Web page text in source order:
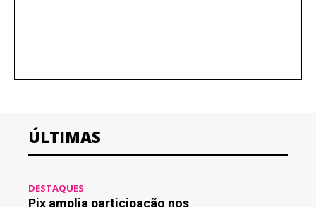
ÚLTIMAS
DESTAQUES
Pix amplia participação nos